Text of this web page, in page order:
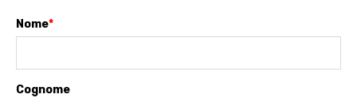
Nome*
Cognome